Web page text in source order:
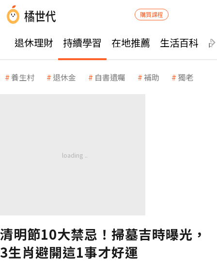
購買課程
退休理財 持續學習 在地推薦 生活百科
養生村 退休金 自書遺囑 補助 獨老
清明節10大禁忌！掃墓吉時曝光，
3生肖避開這1事才好運